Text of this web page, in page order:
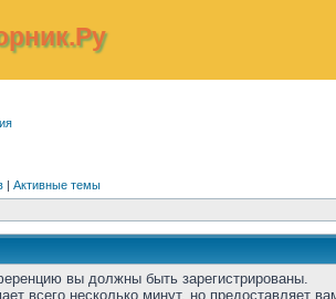
| Активные темы
вы должны быть зарегистрированы.
всего несколько минут, но предоставляет